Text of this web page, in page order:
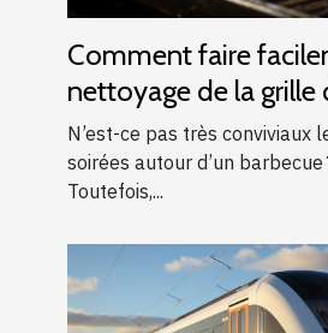
Comment faire
nettoyage de la grille
barbecue ?
N’est-ce pas très conviviaux
soirées autour d’un barbecue
Toutefois,...